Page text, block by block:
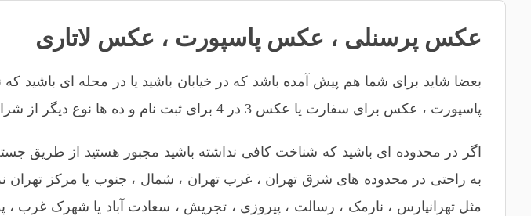
عکس پرسنلی ، عکس پاسپورت ، عکس لاتاری
بعضا شاید برای شما هم پیش آمده باشد که در خیابان باشید یا در محله ای
پاسپورت ، عکس برای سفارت یا عکس 3 در 4 برای ثبت نام و ده ها نوع دیگر از شرایط که مجبور هستید به یک آتلیه عکاسی بروید و عکاسی کنید .
اگر در محدوده ای باشید که شناخت کافی نداشته باشید مجبور هستید از طریق
به راحتی در محدوده های شرق تهران ، غرب تهران ، شمال ، جنوب یا مرکز تهران
مثلتهرانپارس ، نارمک ، رسالت ، پیروزی ، تجریش ، سعادت آباد یا شهرک غرب ،